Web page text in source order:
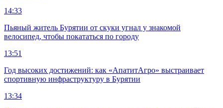
14:33
Пьяный житель Бурятии от скуки угнал у знакомой
велосипед, чтобы покататься по городу
13:51
Год высоких достижений: как «АпатитАгро» выстраивает
спортивную инфраструктуру в Бурятии
13:34